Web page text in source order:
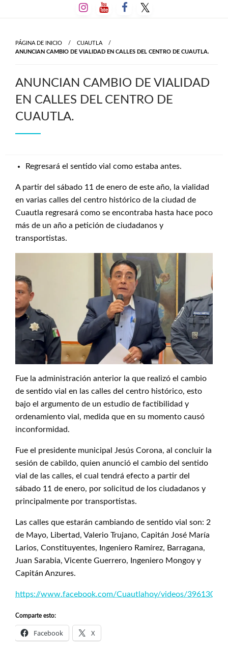
al
PÁGINA DE INICIO
CUAUTLA
ANUNCIAN CAMBIO DE VIALIDAD EN CALLES DEL CENTRO DE CUAUTLA.
ANUNCIAN CAMBIO DE VIALIDAD
EN CALLES DEL CENTRO DE
CUAUTLA.
Regresará el sentido vial como estaba antes.
A partir del sábado 11 de enero de este año, la vialidad
en varias calles del centro histórico de la ciudad de
Cuautla regresará como se encontraba hasta hace poco
más de un año a petición de ciudadanos y
transportistas.
Fue la administración anterior la que realizó el cambio
de sentido vial en las calles del centro histórico, esto
bajo el argumento de un estudio de factibilidad y
ordenamiento vial, medida que en su momento causó
inconformidad.
Fue el presidente municipal Jesús Corona, al concluir la
sesión de cabildo, quien anunció el cambio del sentido
vial de las calles, el cual tendrá efecto a partir del
sábado 11 de enero, por solicitud de los ciudadanos y
principalmente por transportistas.
Las calles que estarán cambiando de sentido vial son: 2
de Mayo, Libertad, Valerio Trujano, Capitán José María
Larios, Constituyentes, Ingeniero Ramírez, Barragana,
Juan Sarabia, Vicente Guerrero, Ingeniero Mongoy y
Capitán Anzures.
https://www.facebook.com/Cuautlahoy/videos/
Comparte esto:
Facebook X